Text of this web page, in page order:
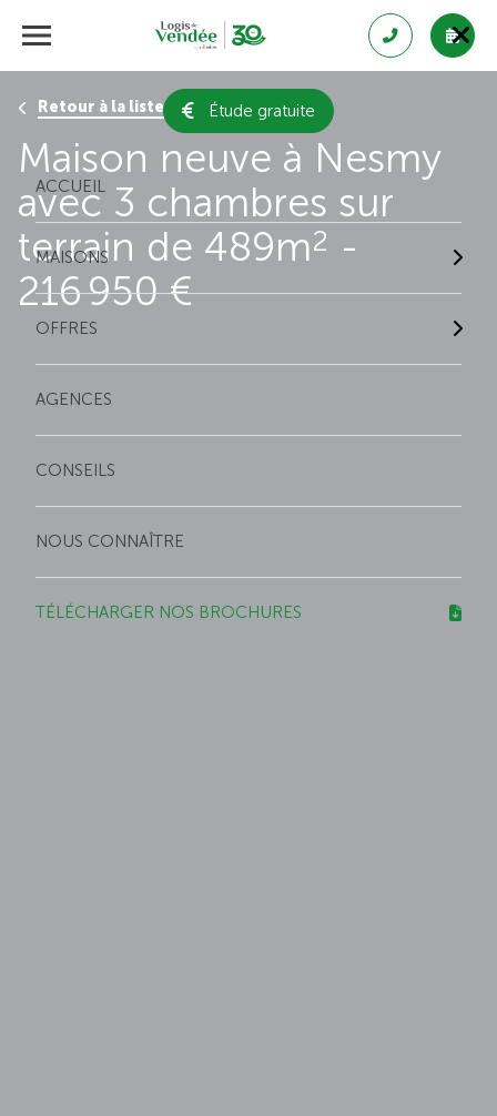
Étude gratuite
ACCUEIL
MAISONS
OFFRES
AGENCES
CONSEILS
NOUS CONNAÎTRE
TÉLÉCHARGER NOS BROCHURES
Retour à la liste des résultats
Maison neuve à Nesmy
avec 3 chambres sur
terrain de 489m2 -
216 950 €